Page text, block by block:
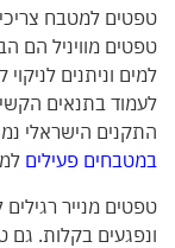
טפטים למטבח
טפטים מוויניל הם
למים וניתנים
לעמוד בתנאים
התקנים הישראלי
במטבחים פעילים למשך 10 שנים
טפטים מנייר
ונפגעים בקלות.